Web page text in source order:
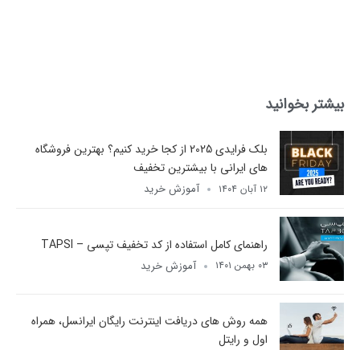
بیشتر بخوانید
بلک فرایدی 2025 از کجا خرید کنیم؟ بهترین فروشگاه
های ایرانی با بیشترین تخفیف
۱۲ آبان ۱۴۰۴ آموزش خرید
راهنمای کامل استفاده از کد تخفیف تپسی – TAPSI
۰۳ بهمن ۱۴۰۱ آموزش خرید
همه روش های دریافت اینترنت رایگان ایرانسل، همراه
اول و رایتل